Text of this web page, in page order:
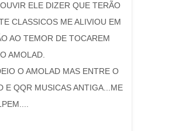
ELE DIZER QUE TERÃO
CLASSICOS ME ALIVIOU EM
AO TEMOR DE TOCAREM
AMOLAD.
O AMOLAD MAS ENTRE O
E QQR MUSICAS ANTIGA...ME